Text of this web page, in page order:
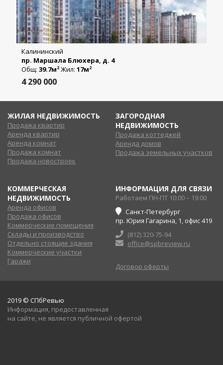
Калининский
пр. Маршала Блюхера, д. 4
Общ: 39.7м2 Жил: 17м2
4 290 000
ЖИЛАЯ НЕДВИЖИМОСТЬ
Продажа квартир
Аренда квартир
Аренда комнат
Продажа комнат
Продажа новостроек
ЗАГОРОДНАЯ
НЕДВИЖИМОСТЬ
Продажа коттеджей
Аренда домов
Продажа земельных участков
КОММЕРЧЕСКАЯ
НЕДВИЖИМОСТЬ
Аренда офисов
Продажа офисов
Коммерческие помещения
Склады и производство
Отдельно стоящие здания
Коммерческие участки
Гаражи
ИНФОРМАЦИЯ ДЛЯ СВЯЗИ
Работаем ПН-ПТ 10:00 – 19:00
Санкт-Петербург
пр. Юрия Гагарина, 1, офис 419
(812) 320-75-94
office@spbreview.ru
Договор оферты
2019 © СПбРевью
Информация, предоставленная
на сайте, не является публичной офертой